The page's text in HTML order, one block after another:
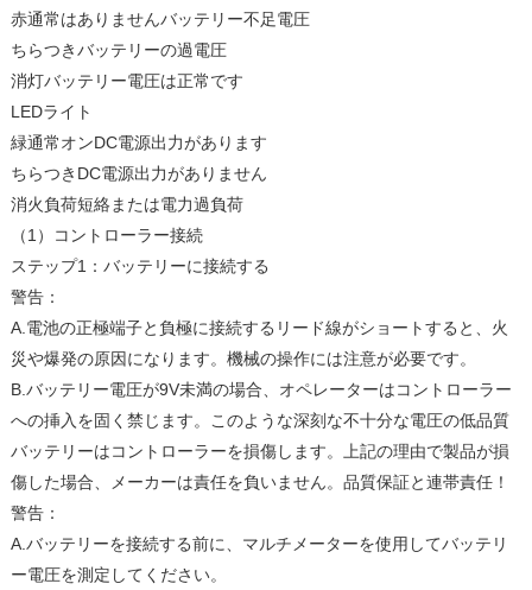
赤通常はありませんバッテリー不足電圧
ちらつきバッテリーの過電圧
消灯バッテリー電圧は正常です
LEDライト
緑通常オンDC電源出力があります
ちらつきDC電源出力がありません
消火負荷短絡または電力過負荷
（1）コントローラー接続
ステップ1：バッテリーに接続する
警告：
A.電池の正極端子と負極に接続するリード線がショートすると、火
災や爆発の原因になります。機械の操作には注意が必要です。
B.バッテリー電圧が9V未満の場合、オペレーターはコントローラー
への挿入を固く禁じます。このような深刻な不十分な電圧の低品質
バッテリーはコントローラーを損傷します。上記の理由で製品が損
傷した場合、メーカーは責任を負いません。品質保証と連帯責任！
警告：
A.バッテリーを接続する前に、マルチメーターを使用してバッテリ
ー電圧を測定してください。